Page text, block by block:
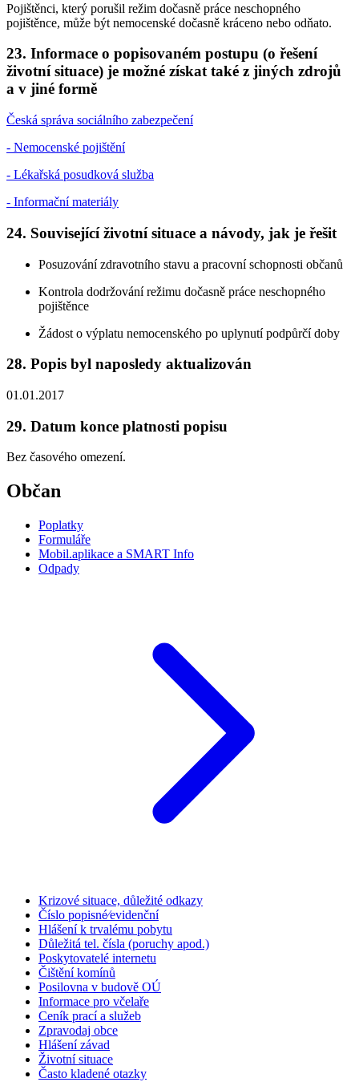
Pojištěnci, který porušil režim dočasně práce neschopného
pojištěnce, může být nemocenské dočasně kráceno nebo odňato.
23. Informace o popisovaném postupu (o řešení
životní situace) je možné získat také z jiných zdrojů
a v jiné formě
Česká správa sociálního zabezpečení
- Nemocenské pojištění
- Lékařská posudková služba
- Informační materiály
24. Související životní situace a návody, jak je řešit
Posuzování zdravotního stavu a pracovní schopnosti občanů
Kontrola dodržování režimu dočasně práce neschopného
pojištěnce
Žádost o výplatu nemocenského po uplynutí podpůrčí doby
28. Popis byl naposledy aktualizován
01.01.2017
29. Datum konce platnosti popisu
Bez časového omezení.
Občan
Poplatky
Formuláře
Mobil.aplikace a SMART Info
Odpady
Krizové situace, důležité odkazy
Číslo popisné⁄evidenční
Hlášení k trvalému pobytu
Důležitá tel. čísla (poruchy apod.)
Poskytovatelé internetu
Čištění komínů
Posilovna v budově OÚ
Informace pro včelaře
Ceník prací a služeb
Zpravodaj obce
Hlášení závad
Životní situace
Často kladené otazky